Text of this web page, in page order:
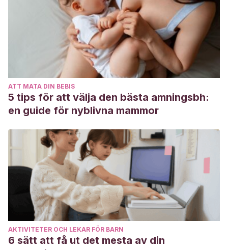
Benítez, M. A., Abrahan, V. M. D., & Justel, N. R.(2018).
Beneficios del entrenamiento musical en el desarrollo
infantil: una revisión sistemática.Revista Internacional de
Educación Musical, (5), 61-69.
Brewer, C.(1995). Music and learning: Integrating music in
the classroom. Bellingham, WA: LifeSounds.
Mantilla, D.(2012). La influencia de la musica en el
aprendizaje infantil.1 de Noviembre
Tobar, C.
(2013). Beneficios de la música en el
aprendizaje.Revista EducAcción,
, 34-35.
http://www.usfq.edu.ec/publicaciones/para_el_aula/
Vargas, R., & María, K.(2010). La educación musical y su
impacto en el desarrollo. Revista de educación y desarrollo
53-60.
http://www.cucs.udg.mx/revistas/edu_desarrollo/anteriores/
ATT MATA DIN BEBIS
5 tips för att välja den bästa amningsbh:
en guide för nyblivna mammor
AKTIVITETER OCH LEKAR FÖR BARN
6 sätt att få ut det mesta av din